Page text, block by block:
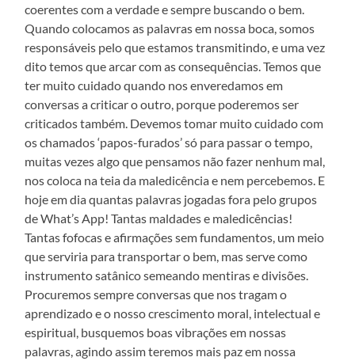
coerentes com a verdade e sempre buscando o bem.
Quando colocamos as palavras em nossa boca, somos
responsáveis pelo que estamos transmitindo, e uma vez
dito temos que arcar com as consequências. Temos que
ter muito cuidado quando nos enveredamos em
conversas a criticar o outro, porque poderemos ser
criticados também. Devemos tomar muito cuidado com
os chamados ‘papos-furados’ só para passar o tempo,
muitas vezes algo que pensamos não fazer nenhum mal,
nos coloca na teia da maledicência e nem percebemos. E
hoje em dia quantas palavras jogadas fora pelo grupos
de What’s App! Tantas maldades e maledicências!
Tantas fofocas e afirmações sem fundamentos, um meio
que serviria para transportar o bem, mas serve como
instrumento satânico semeando mentiras e divisões.
Procuremos sempre conversas que nos tragam o
aprendizado e o nosso crescimento moral, intelectual e
espiritual, busquemos boas vibrações em nossas
palavras, agindo assim teremos mais paz em nossa